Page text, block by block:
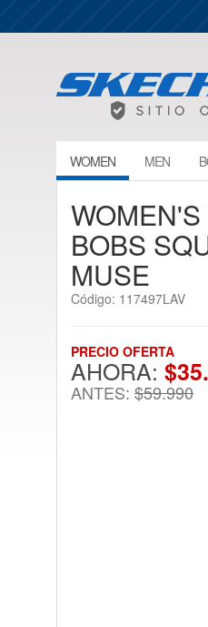
WOMEN MEN
BOBS
MUSE
Código: 117497LAV
PRECIO OFERTA
AHORA:
ANTES: $59.990